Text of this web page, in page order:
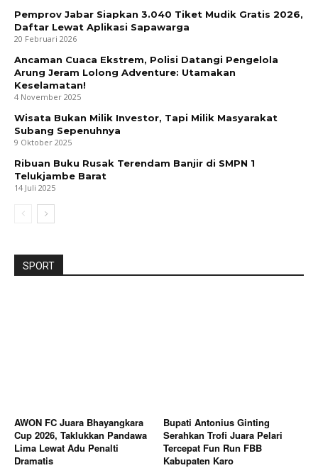
Pemprov Jabar Siapkan 3.040 Tiket Mudik Gratis 2026,
Daftar Lewat Aplikasi Sapawarga
20 Februari 2026
Ancaman Cuaca Ekstrem, Polisi Datangi Pengelola
Arung Jeram Lolong Adventure: Utamakan
Keselamatan!
4 November 2025
Wisata Bukan Milik Investor, Tapi Milik Masyarakat
Subang Sepenuhnya
9 Oktober 2025
Ribuan Buku Rusak Terendam Banjir di SMPN 1
Telukjambe Barat
14 Juli 2025
SPORT
AWON FC Juara Bhayangkara
Cup 2026, Taklukkan Pandawa
Lima Lewat Adu Penalti
Dramatis
Bupati Antonius Ginting
Serahkan Trofi Juara Pelari
Tercepat Fun Run FBB
Kabupaten Karo